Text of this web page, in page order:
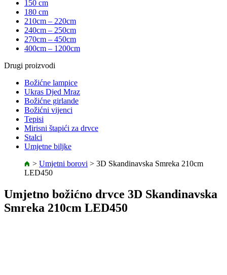
150 cm
180 cm
210cm – 220cm
240cm – 250cm
270cm – 450cm
400cm – 1200cm
Drugi proizvodi
Božićne lampice
Ukras Djed Mraz
Božićne girlande
Božićni vijenci
Tepisi
Mirisni štapići za drvce
Stalci
Umjetne biljke
> Umjetni borovi > 3D Skandinavska Smreka 210cm
LED450
Umjetno božićno drvce 3D Skandinavska
Smreka 210cm LED450